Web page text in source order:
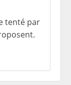
tenté par